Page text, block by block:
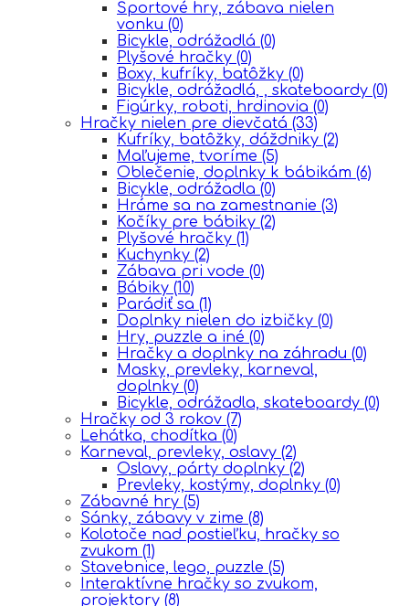
Športové hry, zábava nielen
vonku (0)
Bicykle, odrážadlá (0)
Plyšové hračky (0)
Boxy, kufríky, batôžky (0)
Bicykle, odrážadlá, , skateboardy (0)
Figúrky, roboti, hrdinovia (0)
Hračky nielen pre dievčatá (33)
Kufríky, batôžky, dáždniky (2)
Maľujeme, tvoríme (5)
Oblečenie, doplnky k bábikám (6)
Bicykle, odrážadla (0)
Hráme sa na zamestnanie (3)
Kočíky pre bábiky (2)
Plyšové hračky (1)
Kuchynky (2)
Zábava pri vode (0)
Bábiky (10)
Parádiť sa (1)
Doplnky nielen do izbičky (0)
Hry, puzzle a iné (0)
Hračky a doplnky na záhradu (0)
Masky, prevleky, karneval,
doplnky (0)
Bicykle, odrážadla, skateboardy (0)
Hračky od 3 rokov (7)
Lehátka, chodítka (0)
Karneval, prevleky, oslavy (2)
Oslavy, párty doplnky (2)
Prevleky, kostýmy, doplnky (0)
Zábavné hry (5)
Sánky, zábavy v zime (8)
Kolotoče nad postieľku, hračky so
zvukom (1)
Stavebnice, lego, puzzle (5)
Interaktívne hračky so zvukom,
projektory (8)